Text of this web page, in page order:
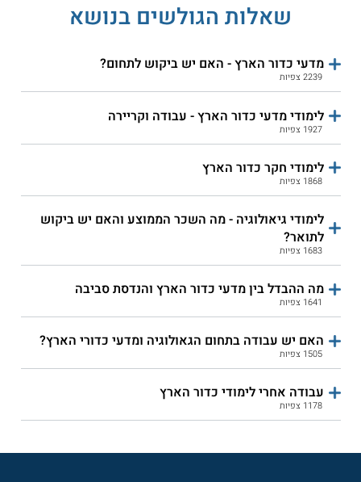
שאלות הגולשים בנושא
מדעי כדור הארץ - האם יש ביקוש לתחום?
2239 צפיות
לימודי מדעי כדור הארץ - עבודה וקריירה
1927 צפיות
לימודי חקר כדור הארץ
1868 צפיות
לימודי גיאולוגיה - מה השכר הממוצע והאם יש ביקוש
לתואר?
1683 צפיות
מה ההבדל בין מדעי כדור הארץ והנדסת סביבה
1641 צפיות
האם יש עבודה בתחום הגאולוגיה ומדעי כדורי הארץ?
1505 צפיות
עבודה אחרי לימודי כדור הארץ
1178 צפיות